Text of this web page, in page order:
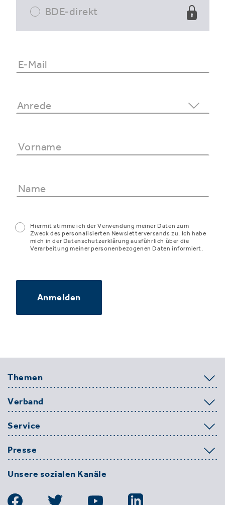
BDE-direkt
Hiermit stimme ich der Verwendung meiner Daten zum
Zweck des personalisierten Newsletterversands zu. Ich habe
mich in der Datenschutzerklärung ausführlich über die
Verarbeitung meiner personenbezogenen Daten informiert.
Anmelden
Themen
Verband
Service
Presse
Unsere sozialen Kanäle